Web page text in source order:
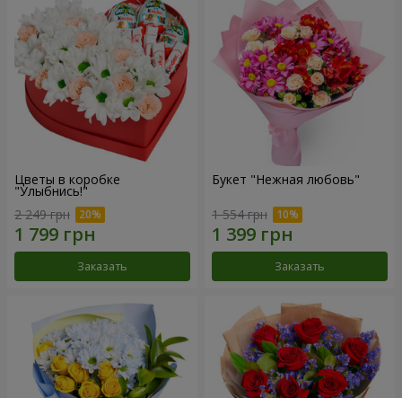
Цветы в коробке
"Улыбнись!"
2 249 грн
Заказать
Букет "Нежная любовь"
1 554 грн
Заказать